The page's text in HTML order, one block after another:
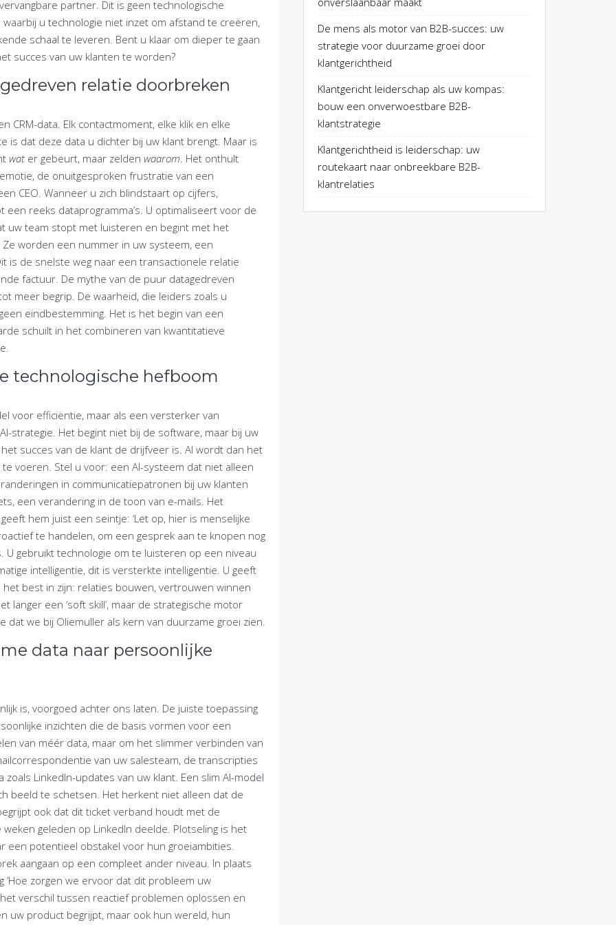
partner. Dit is geen technologische
u technologie niet inzet om afstand te creëren,
schaal te leveren. Bent u klaar om dieper te gaan
succes van uw klanten te worden?
relatie doorbreken
CRM-data. Elk contactmoment, elke klik en elke
is dat deze data u dichter bij uw klant brengt. Maar is
wat er gebeurt, maar zelden waarom. Het onthult
de onuitgesproken frustratie van een
CEO. Wanneer u zich blindstaart op cijfers,
reeks dataprogramma’s. U optimaliseert voor de
uw team stopt met luisteren en begint met het
Ze worden een nummer in uw systeem, een
is de snelste weg naar een transactionele relatie
factuur. De mythe van de puur datagedreven
meer begrip. De waarheid, die leiders zoals u
eindbestemming. Het is het begin van een
schuilt in het combineren van kwantitatieve
technologische hefboom
voor efficiëntie, maar als een versterker van
strategie. Het begint niet bij de software, maar bij uw
succes van de klant de drijfveer is. AI wordt dan het
voeren. Stel u voor: een AI-systeem dat niet alleen
in communicatiepatronen bij uw klanten
een verandering in de toon van e-mails. Het
hem juist een seintje: ‘Let op, hier is menselijke
te handelen, om een gesprek aan te knopen nog
gebruikt technologie om te luisteren op een niveau
intelligentie, dit is versterkte intelligentie. U geeft
best in zijn: relaties bouwen, vertrouwen winnen
langer een ‘soft skill’, maar de strategische motor
we bij Oliemuller als kern van duurzame groei zien.
data naar persoonlijke
is, voorgoed achter ons laten. De juiste toepassing
inzichten die de basis vormen voor een
van méér data, maar om het slimmer verbinden van
van uw salesteam, de transcripties
LinkedIn-updates van uw klant. Een slim AI-model
beeld te schetsen. Het herkent niet alleen dat de
ook dat dit ticket verband houdt met de
geleden op LinkedIn deelde. Plotseling is het
een potentieel obstakel voor hun groeiambities.
aangaan op een compleet ander niveau. In plaats
‘Hoe zorgen we ervoor dat dit probleem uw
verschil tussen reactief problemen oplossen en
uw product begrijpt, maar ook hun wereld, hun
De mens als motor van B2B-succes: uw
strategie voor duurzame groei door
klantgerichtheid
Klantgericht leiderschap als uw kompas:
bouw een onverwoestbare B2B-
klantstrategie
Klantgerichtheid is leiderschap: uw
routekaart naar onbreekbare B2B-
klantrelaties